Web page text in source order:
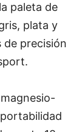
paleta de
plata y
precisión